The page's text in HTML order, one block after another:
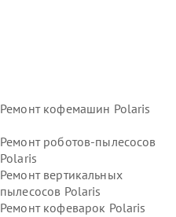
Ремонт кофемашин Polaris
Ремонт роботов-пылесосов
Polaris
Ремонт вертикальных
пылесосов Polaris
Ремонт кофеварок Polaris